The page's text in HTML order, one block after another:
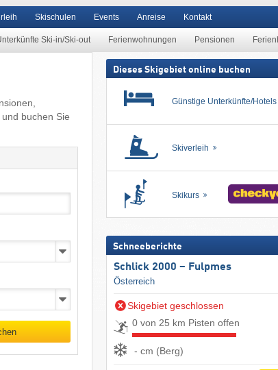
Ski-in/Ski-out Ferienwohnungen Pensionen
Skischulen Events Anreise Kontakt
buchen Sie
Dieses Skigebiet online buchen
Günstige Unterkünfte/Hotels
Skiverleih
Skikurs
Schneeberichte
Schlick 2000 – Fulpmes
Österreich
Skigebiet geschlossen
0 von 25 km Pisten offen
- cm (Berg)